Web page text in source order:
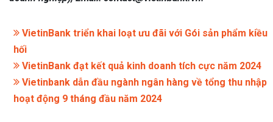
VietinBank triển khai loạt ưu đãi với Gói sản phẩm kiều
hối
VietinBank đạt kết quả kinh doanh tích cực năm 2024
Vietinbank dẫn đầu ngành ngân hàng về tổng thu nhập
hoạt động 9 tháng đầu năm 2024